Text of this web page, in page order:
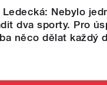
Ledecká: Nebylo
dva sporty. Pro
něco dělat každý